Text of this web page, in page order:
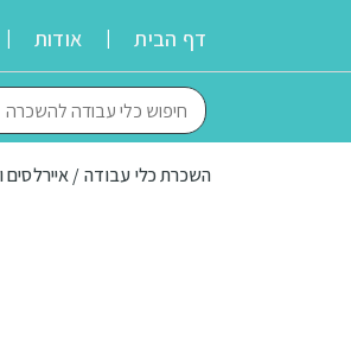
דף הבית | אודות |
השכרת כלי עבודה /